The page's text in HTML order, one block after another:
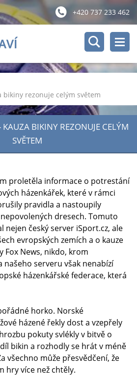
+420 737 233 462
bikiny rezonuje celým světem
BIKINY REZONUJE CELÝM
SVĚTEM
proletěla informace o potrestání
házenkářek, které v rámci
pravidla a nastoupily
dresech. Tomuto
nejen český server iSport.cz, ale
evropských zemích a o kauze
Fox News, nikdo, krom
našeho serveru však nenabízí
házenkářské federace, která
horko. Norské
házené řekly dost a vzepřely
pokuty svlékly v bitvě o
bikin a rozhodly se hrát v méně
všechno může přesvědčení, že
hry více než chtěly.